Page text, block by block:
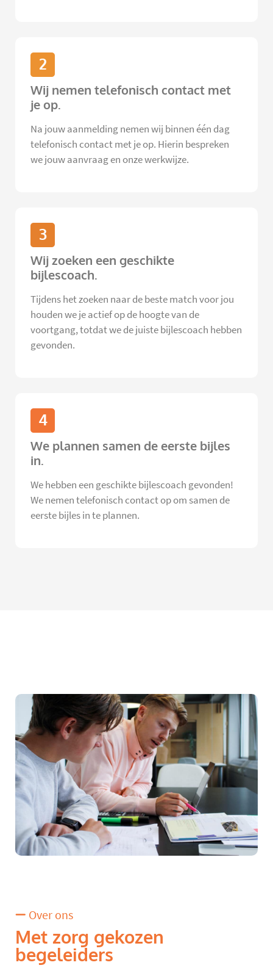
2
Wij nemen telefonisch contact met
je op.
Na jouw aanmelding nemen wij binnen één dag
telefonisch contact met je op. Hierin bespreken
we jouw aanvraag en onze werkwijze.
3
Wij zoeken een geschikte
bijlescoach.
Tijdens het zoeken naar de beste match voor jou
houden we je actief op de hoogte van de
voortgang, totdat we de juiste bijlescoach hebben
gevonden.
4
We plannen samen de eerste bijles
in.
We hebben een geschikte bijlescoach gevonden!
We nemen telefonisch contact op om samen de
eerste bijles in te plannen.
Over ons
Met zorg gekozen
begeleiders